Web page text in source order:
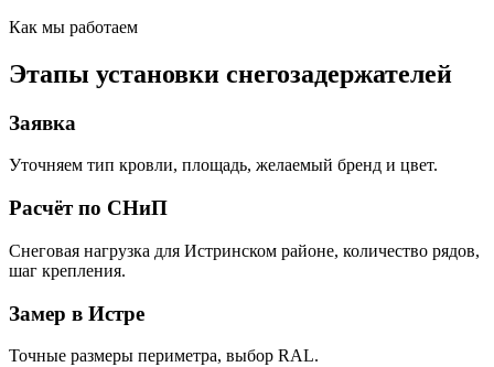
Как мы работаем
Этапы установки снегозадержателей
Заявка
Уточняем тип кровли, площадь, желаемый бренд и цвет.
Расчёт по СНиП
Снеговая нагрузка для Истринском районе, количество рядов,
шаг крепления.
Замер в Истре
Точные размеры периметра, выбор RAL.